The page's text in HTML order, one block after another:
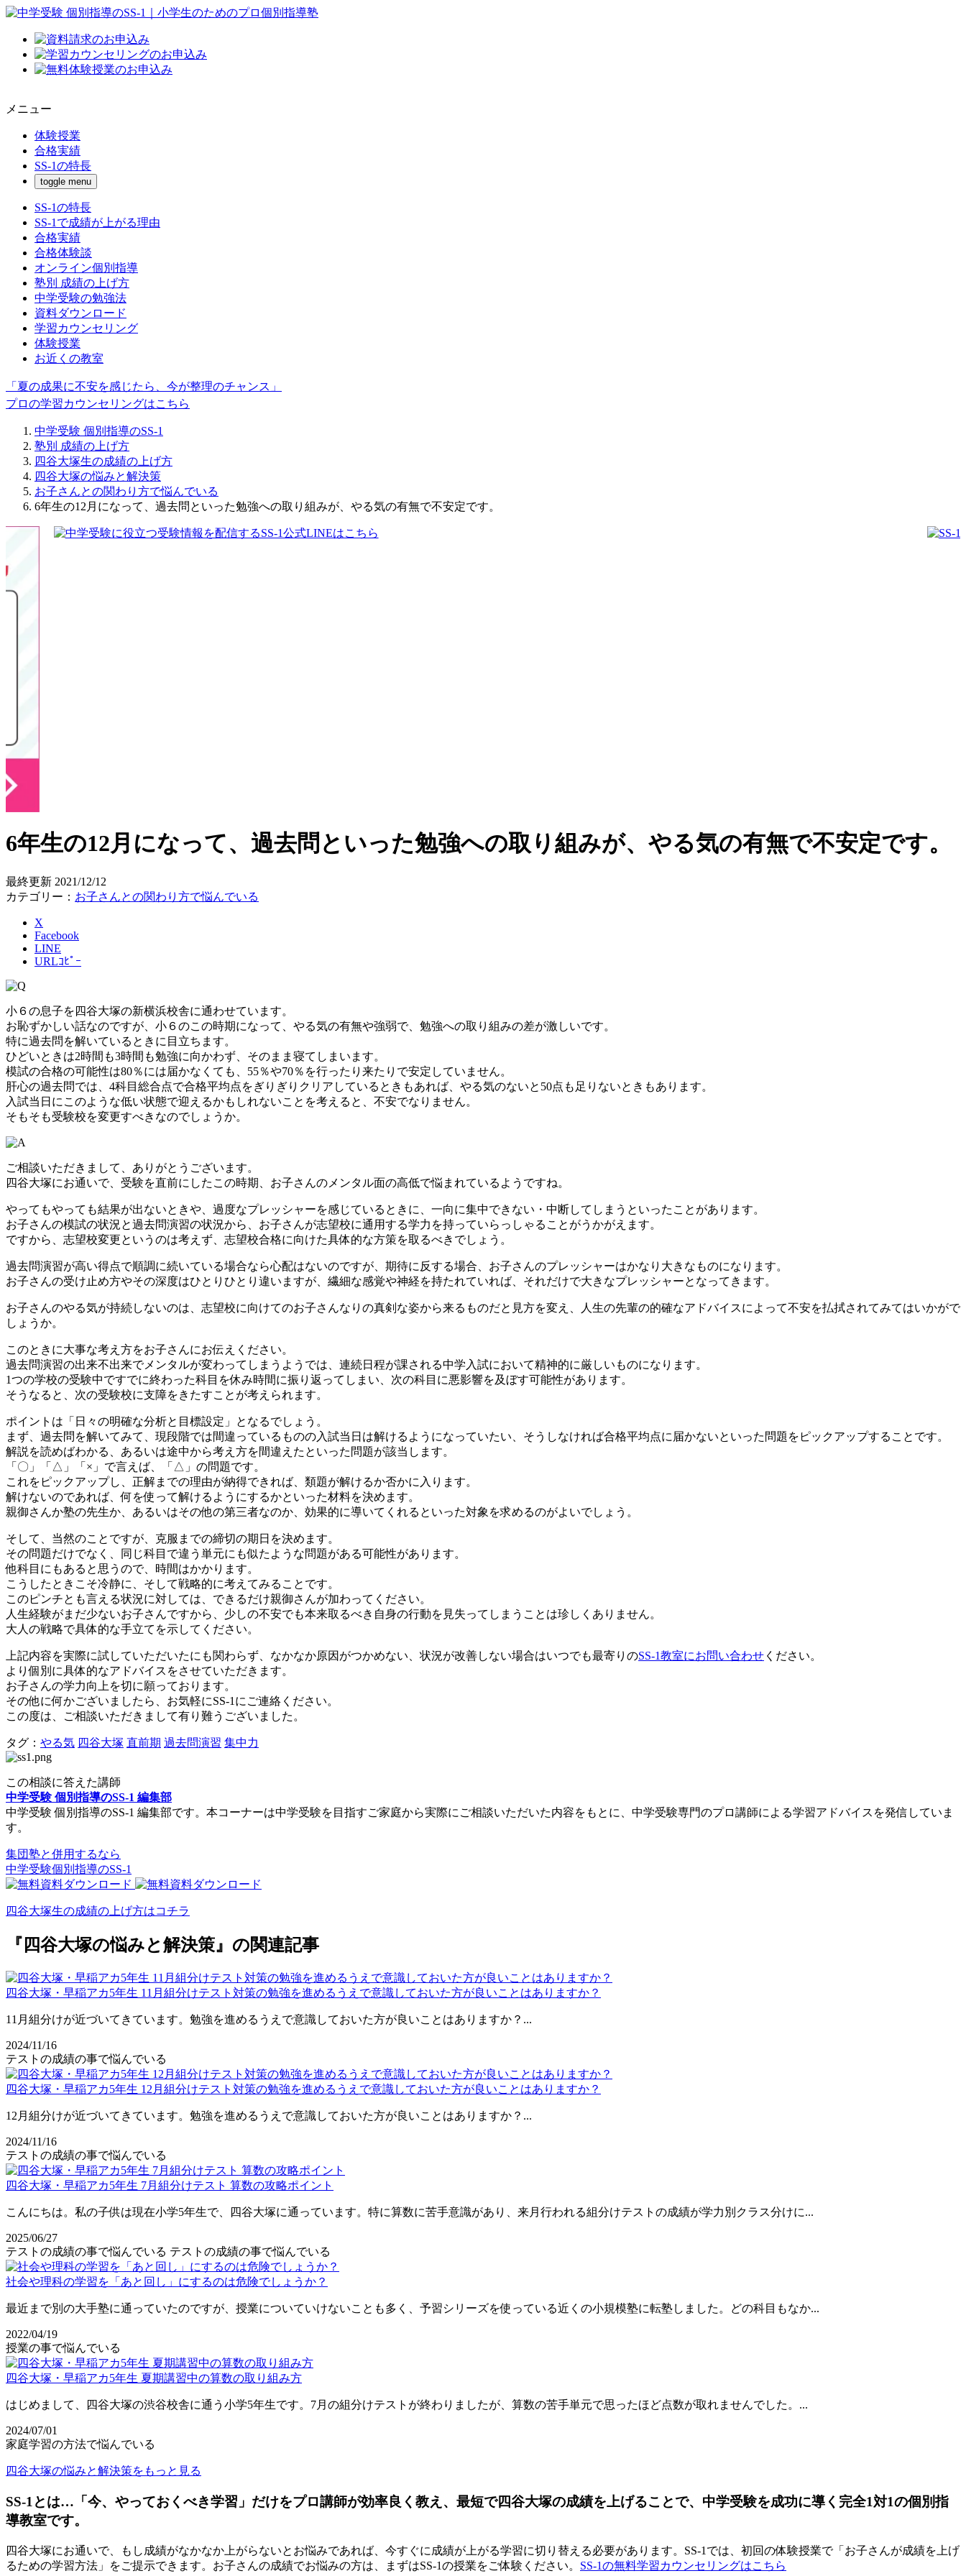
メニュー
体験授業
合格実績
SS-1の特長
toggle menu
SS-1の特長
SS-1で成績が上がる理由
合格実績
合格体験談
オンライン個別指導
塾別 成績の上げ方
中学受験の勉強法
資料ダウンロード
学習カウンセリング
体験授業
お近くの教室
「夏の成果に不安を感じたら、今が整理のチャンス」
プロの学習カウンセリングはこちら
中学受験 個別指導のSS-1
塾別 成績の上げ方
四谷大塚生の成績の上げ方
四谷大塚の悩みと解決策
お子さんとの関わり方で悩んでいる
6年生の12月になって、過去問といった勉強への取り組みが、やる気の有無で不安定です。
6年生の12月になって、過去問といった勉強への取り組みが、やる気の有無で不安定です。
最終更新 2021/12/12
カテゴリー： お子さんとの関わり方で悩んでいる
X
Facebook
LINE
URLｺﾋﾟｰ
小６の息子を四谷大塚の新横浜校舎に通わせています。
お恥ずかしい話なのですが、小６のこの時期になって、やる気の有無や強弱で、勉強への取り組みの差が激しいです。
特に過去問を解いているときに目立ちます。
ひどいときは2時間も3時間も勉強に向かわず、そのまま寝てしまいます。
模試の合格の可能性は80％には届かなくても、55％や70％を行ったり来たりで安定していません。
肝心の過去問では、4科目総合点で合格平均点をぎりぎりクリアしているときもあれば、やる気のないと50点も足りないときもあります。
入試当日にこのような低い状態で迎えるかもしれないことを考えると、不安でなりません。
そもそも受験校を変更すべきなのでしょうか。
ご相談いただきまして、ありがとうございます。
四谷大塚にお通いで、受験を直前にしたこの時期、お子さんのメンタル面の高低で悩まれているようですね。
やってもやっても結果が出ないときや、過度なプレッシャーを感じているときに、一向に集中できない・中断してしまうといったことがあります。
お子さんの模試の状況と過去問演習の状況から、お子さんが志望校に通用する学力を持っていらっしゃることがうかがえます。
ですから、志望校変更というのは考えず、志望校合格に向けた具体的な方策を取るべきでしょう。
過去問演習が高い得点で順調に続いている場合なら心配はないのですが、期待に反する場合、お子さんのプレッシャーはかなり大きなものになります。
お子さんの受け止め方やその深度はひとりひとり違いますが、繊細な感覚や神経を持たれていれば、それだけで大きなプレッシャーとなってきます。
お子さんのやる気が持続しないのは、志望校に向けてのお子さんなりの真剣な姿から来るものだと見方を変え、人生の先輩の的確なアドバイスによって不安を払拭されてみてはいかがで
しょうか。
このときに大事な考え方をお子さんにお伝えください。
過去問演習の出来不出来でメンタルが変わってしまうようでは、連続日程が課される中学入試において精神的に厳しいものになります。
1つの学校の受験中ですでに終わった科目を休み時間に振り返ってしまい、次の科目に悪影響を及ぼす可能性があります。
そうなると、次の受験校に支障をきたすことが考えられます。
ポイントは「日々の明確な分析と目標設定」となるでしょう。
まず、過去問を解いてみて、現段階では間違っているものの入試当日は解けるようになっていたい、そうしなければ合格平均点に届かないといった問題をピックアップすることです。
解説を読めばわかる、あるいは途中から考え方を間違えたといった問題が該当します。
「〇」「△」「×」で言えば、「△」の問題です。
これをピックアップし、正解までの理由が納得できれば、類題が解けるか否かに入ります。
解けないのであれば、何を使って解けるようにするかといった材料を決めます。
親御さんか塾の先生か、あるいはその他の第三者なのか、効果的に導いてくれるといった対象を求めるのがよいでしょう。
そして、当然のことですが、克服までの締切の期日を決めます。
その問題だけでなく、同じ科目で違う単元にも似たような問題がある可能性があります。
他科目にもあると思うので、時間はかかります。
こうしたときこそ冷静に、そして戦略的に考えてみることです。
このピンチとも言える状況に対しては、できるだけ親御さんが加わってください。
人生経験がまだ少ないお子さんですから、少しの不安でも本来取るべき自身の行動を見失ってしまうことは珍しくありません。
大人の戦略で具体的な手立てを示してください。
上記内容を実際に試していただいたにも関わらず、なかなか原因がつかめない、状況が改善しない場合はいつでも最寄りのSS-1教室にお問い合わせ ください。
より個別に具体的なアドバイスをさせていただきます。
お子さんの学力向上を切に願っております。
その他に何かございましたら、お気軽にSS-1にご連絡ください。
この度は、ご相談いただきまして有り難うございました。
タグ： やる気 四谷大塚 直前期 過去問演習 集中力
この相談に答えた講師
中学受験 個別指導のSS-1 編集部
中学受験 個別指導のSS-1 編集部です。本コーナーは中学受験を目指すご家庭から実際にご相談いただいた内容をもとに、中学受験専門のプロ講師による学習アドバイスを発信していま
す。
集団塾と併用するなら
中学受験個別指導のSS-1
四谷大塚生の成績の上げ方はコチラ
『四谷大塚の悩みと解決策』の関連記事
四谷大塚・早稲アカ5年生 11月組分けテスト対策の勉強を進めるうえで意識しておいた方が良いことはありますか？
11月組分けが近づいてきています。勉強を進めるうえで意識しておいた方が良いことはありますか？...
2024/11/16
テストの成績の事で悩んでいる
四谷大塚・早稲アカ5年生 12月組分けテスト対策の勉強を進めるうえで意識しておいた方が良いことはありますか？
12月組分けが近づいてきています。勉強を進めるうえで意識しておいた方が良いことはありますか？...
2024/11/16
テストの成績の事で悩んでいる
四谷大塚・早稲アカ5年生 7月組分けテスト 算数の攻略ポイント
こんにちは。私の子供は現在小学5年生で、四谷大塚に通っています。特に算数に苦手意識があり、来月行われる組分けテストの成績が学力別クラス分けに...
2025/06/27
テストの成績の事で悩んでいる テストの成績の事で悩んでいる
社会や理科の学習を「あと回し」にするのは危険でしょうか？
最近まで別の大手塾に通っていたのですが、授業についていけないことも多く、予習シリーズを使っている近くの小規模塾に転塾しました。どの科目もなか...
2022/04/19
授業の事で悩んでいる
四谷大塚・早稲アカ5年生 夏期講習中の算数の取り組み方
はじめまして、四谷大塚の渋谷校舎に通う小学5年生です。7月の組分けテストが終わりましたが、算数の苦手単元で思ったほど点数が取れませんでした。...
2024/07/01
家庭学習の方法で悩んでいる
四谷大塚の悩みと解決策をもっと見る
SS-1とは…「今、やっておくべき学習」だけをプロ講師が効率良く教え、最短で四谷大塚の成績を上げることで、中学受験を成功に導く完全1対1の個別指
導教室です。
四谷大塚にお通いで、もし成績がなかなか上がらないとお悩みであれば、今すぐに成績が上がる学習に切り替える必要があります。SS-1では、初回の体験授業で「お子さんが成績を上げ
るための学習方法」をご提示できます。お子さんの成績でお悩みの方は、まずはSS-1の授業をご体験ください。 SS-1の無料学習カウンセリングはこちら